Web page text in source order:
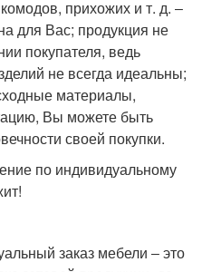
прихожих и т. д. ‒
для Вас; продукция не
покупателя, ведь
не всегда идеальны;
материалы,
Вы можете быть
своей покупки.
по индивидуальному
заказ мебели ‒ это